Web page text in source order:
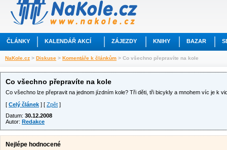
ČLÁNKY KALENDÁŘ AKCÍ ZÁJEZDY KNIHY BAZAR
NaKole.cz > Diskuse > Komentáře k článkům > Co všechno přepravíte na kole
Co všechno přepravíte na kole
Co všechno lze přepravit na jednom jízdním kole? Tři děti, tři bicykly a mnohem víc je k
[ Celý článek ] [ Zpět ]
Datum: 30.12.2008
Autor: Redakce
Nejlépe hodnocené